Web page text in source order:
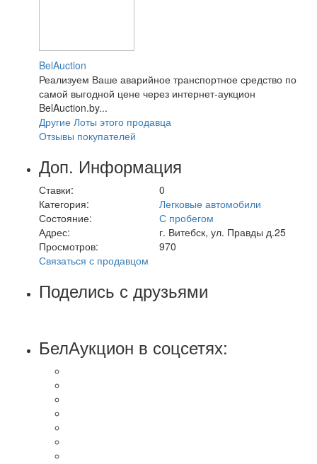
BelAuction
Реализуем Ваше аварийное транспортное средство по
самой выгодной цене через интернет-аукцион
BelAuction.by...
Другие Лоты этого продавца
Отзывы покупателей
Доп. Информация
Ставки:
0
Категория:
Легковые автомобили
Состояние:
С пробегом
Адрес:
г. Витебск, ул. Правды д.25
Просмотров:
970
Связаться с продавцом
Поделись с друзьями
БелАукцион в соцсетях: